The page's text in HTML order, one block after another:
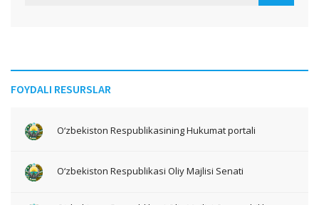
FOYDALI RESURSLAR
O‘zbekiston Respublikasining Hukumat portali
O‘zbekiston Respublikasi Oliy Majlisi Senati